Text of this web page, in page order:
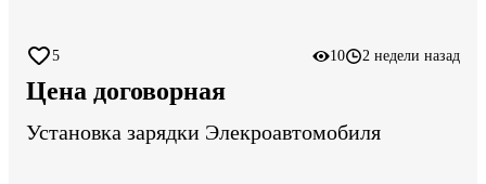
5 10 2 недели назад
Цена договорная
Установка зарядки Элекроавтомобиля